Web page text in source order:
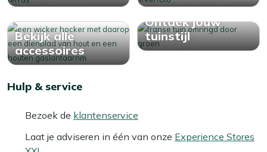
Bekijk alle
accessoires
Ontdek jouw
tuinstijl
Hulp & service
Bezoek de klantenservice
Laat je adviseren in één van onze Experience Stores